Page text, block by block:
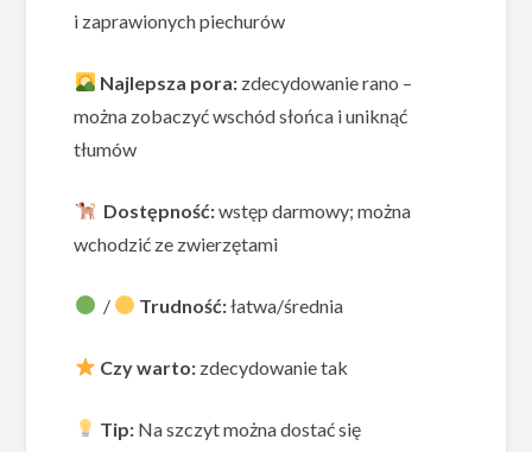
i zaprawionych piechurów
Najlepsza pora:zdecydowanie rano –
można zobaczyć wschód słońca i uniknąć
tłumów
Dostępność:wstęp darmowy; można
wchodzić ze zwierzętami
/ Trudność:łatwa/średnia
Czy warto:zdecydowanie tak
Tip:Na szczyt można dostać się